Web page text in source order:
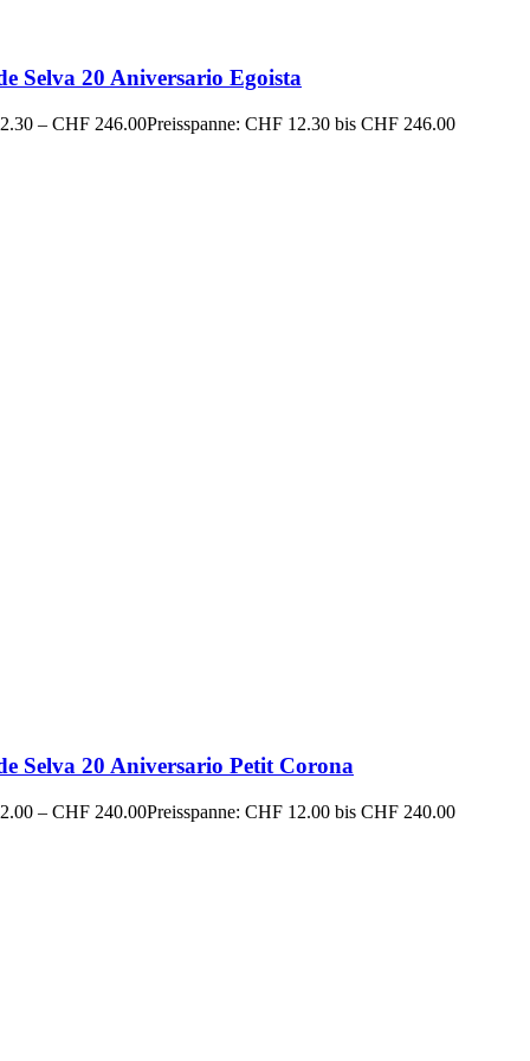
Selva 20 Aniversario Egoista
– CHF 246.00Preisspanne: CHF 12.30 bis CHF 246.00
Selva 20 Aniversario Petit Corona
– CHF 240.00Preisspanne: CHF 12.00 bis CHF 240.00